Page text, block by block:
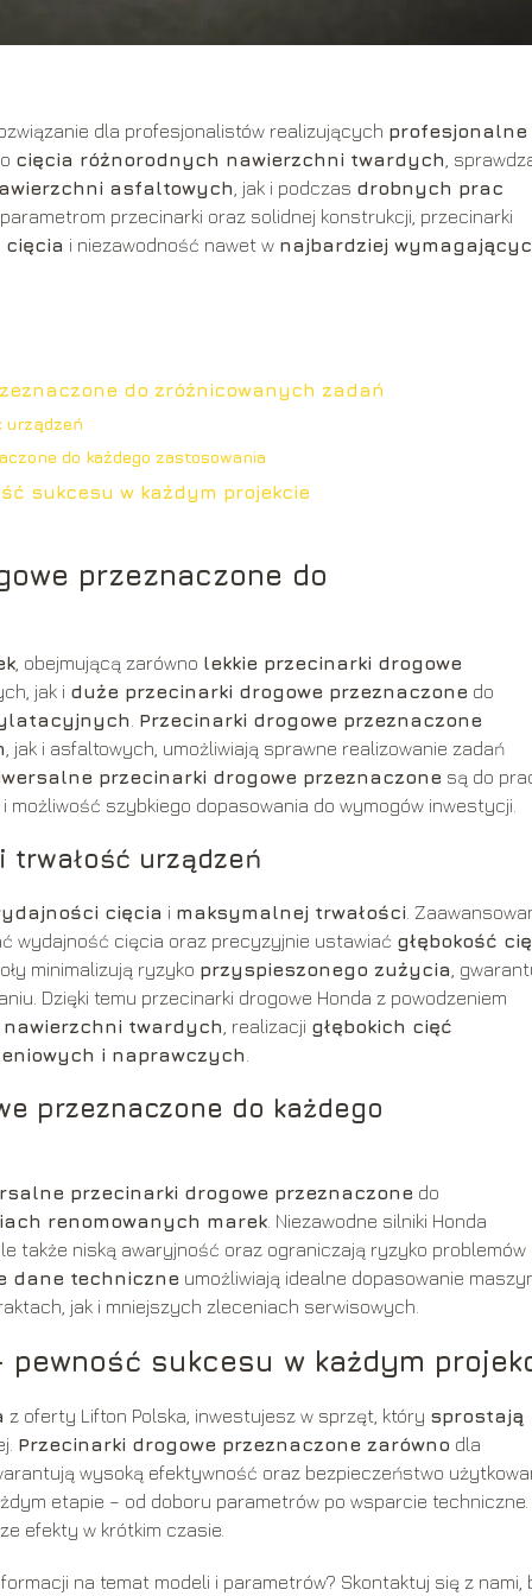
dla profesjonalistów realizujących profesjonalne
cięcia różnorodnych nawierzchni twardych ,
asfaltowych , jak i podczas drobnych prac
przecinarki oraz solidnej konstrukcji, przecinarki
i niezawodność nawet w najbardziej
do zróżnicowanych zadań
urządzeń
do każdego zastosowania
sukcesu w każdym projekcie
przeznaczone do
, obejmującą zarówno lekkie przecinarki drogowe
jak i duże przecinarki drogowe przeznaczone do
Przecinarki drogowe przeznaczone
, jak i asfaltowych, umożliwiają sprawne realizowanie zadań
przecinarki drogowe przeznaczone są do
szybkiego dopasowania do wymogów inwestycji.
urządzeń
cięcia i maksymalnej trwałości .
wydajność cięcia oraz precyzyjnie ustawiać głębokość
minimalizują ryzyko przyspieszonego zużycia ,
Dzięki temu przecinarki drogowe Honda z powodzeniem
twardych , realizacji głębokich cięć
i naprawczych
przeznaczone do każdego
przecinarki drogowe przeznaczone do
renomowanych marek . Niezawodne silniki Honda
także niską awaryjność oraz ograniczają ryzyko problemów
dane techniczne umożliwiają idealne dopasowanie
jak i mniejszych zleceniach serwisowych.
pewność sukcesu w każdym
z oferty Lifton Polska, inwestujesz w sprzęt, który sprostają
Przecinarki drogowe przeznaczone zarówno dla
wysoką efektywność oraz bezpieczeństwo
etapie – od doboru parametrów po wsparcie techniczne.
efekty w krótkim czasie.
na temat modeli i parametrów? Skontaktuj się z nami,